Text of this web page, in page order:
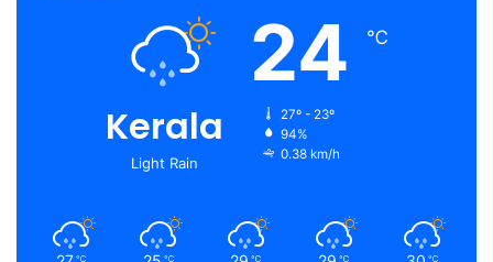
Kerala
Light Rain
24 ℃
27º - 23º
94%
0.38 km/h
℃ ℃ ℃ ℃ ℃